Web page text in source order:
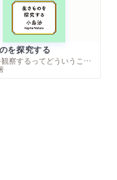
を探究する
─自然を観察するってどういうこと？